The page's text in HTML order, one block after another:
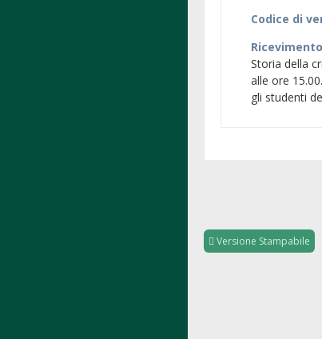
Codice di
Ricevimento
Storia della
alle ore
gli studenti
Versione Stampabile